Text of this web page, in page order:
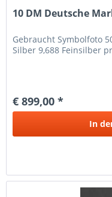
10 DM Deutsche
Gebraucht Symbolfoto
Silber 9,688 Feinsilber
€ 899,00 *
In